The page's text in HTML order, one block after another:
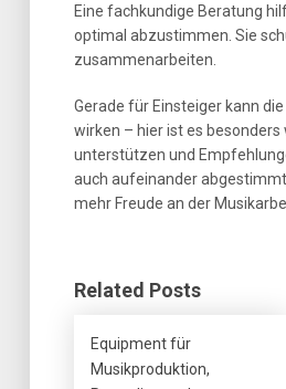
Eine fachkundige Beratung
optimal abzustimmen. Sie
zusammenarbeiten.
Gerade für Einsteiger kann
wirken – hier ist es
unterstützen und
auch aufeinander
mehr Freude an der
Related Posts
Equipment für
Musikproduktion,